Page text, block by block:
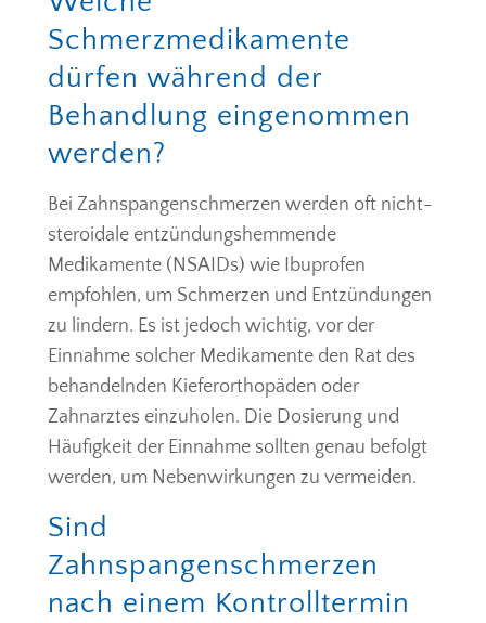
Schmerzmedikamente
dürfen während der
Behandlung eingenommen
werden?
Bei Zahnspangenschmerzen werden oft nicht-
steroidale entzündungshemmende
Medikamente (NSAIDs) wie Ibuprofen
empfohlen, um Schmerzen und Entzündungen
zu lindern. Es ist jedoch wichtig, vor der
Einnahme solcher Medikamente den Rat des
behandelnden Kieferorthopäden oder
Zahnarztes einzuholen. Die Dosierung und
Häufigkeit der Einnahme sollten genau befolgt
werden, um Nebenwirkungen zu vermeiden.
Sind
Zahnspangenschmerzen
nach einem Kontrolltermin